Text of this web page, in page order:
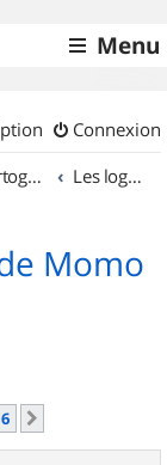
Menu
Connexion
Cartographie et GPS Les logiciels
Momo
6